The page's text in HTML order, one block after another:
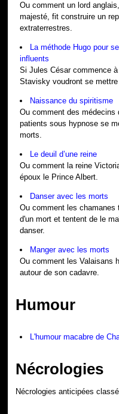
Ou comment un lord
majesté, fit construire un
extraterrestres.
La méthode Hugo pour
influents
Si Jules César commence
Stavisky voudront se
Naissance du spiritisme
Ou comment des médecins
patients sous hypnose se
morts.
Le deuil d’une reine
Ou comment la reine
époux le Prince Albert.
Danser avec les morts
Ou comment les chamanes
d'un mort et tentent de le
danser.
Manger avec les morts
Ou comment les Valaisans
autour de son cadavre.
Humour
L'humour macabre de
Nécrologies
Nécrologies anticipées